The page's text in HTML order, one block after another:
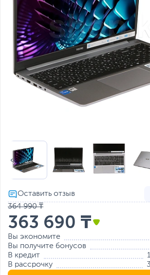
364 990 ₸
363 690 ₸
Вы экономите
Вы получите бонусов
В кредит
В рассрочку